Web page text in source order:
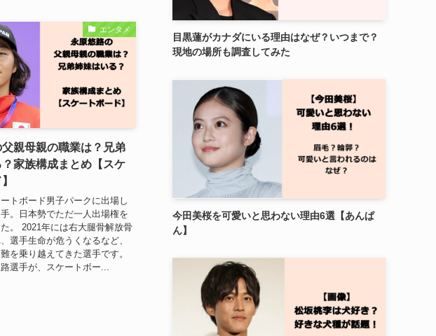
エンタメ
親母親の職業は？兄弟
家族構成まとめ【スケ
トボード男子パークに出場し
。日本勢でただ一人出場権を
。 2021年には右大腿骨解放骨
選手生命が危うくなるなど、
を乗り越えてきた選手です。
選手が、スケートボー...
目黒蓮がカナダにいる理由はなぜ？いつまで？
現地の場所も調査してみた
今田美桜を可愛いと思わない理由6選【あんぱ
ん】